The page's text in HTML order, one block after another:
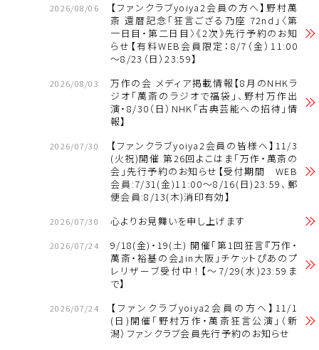
2026/08/06
【ファンクラブyoiya2会員の方へ】野村萬
斎 還暦記念「狂言ござる乃座 72nd」〈第
一日目・第二日目〉《2次》先行予約のお知
らせ【有料WEB会員限定：8/7（金）11:00
～8/23（日）23:59】
2026/08/03
万作の会 メディア掲載情報【8月のNHKラ
ジオ「萬斎のラジオで福袋」、野村万作出
演・8/30（日）NHK「古典芸能への招待」情
報】
2026/07/30
【ファンクラブyoiya2会員の皆様へ】11/3
(火祝)開催 第26回よこはま「万作・萬斎の
会」先行予約のお知らせ【受付期間 WEB
会員:7/31(金)11:00～8/16(日)23:59、郵
便会員:8/13(木)消印有効】
2026/07/30 心よりお見舞いを申し上げます
2026/07/24
9/18(金)・19(土) 開催「第1回狂言『万作・
萬斎・裕基の会』in大阪」チケットぴあのプ
レリザーブ受付中！【～7/29(水)23:59ま
で】
2026/07/24
【ファンクラブyoiya2会員の方へ】11/1
(日)開催「野村万作・萬斎狂言公演」（新
潟）ファンクラブ会員先行予約のお知らせ